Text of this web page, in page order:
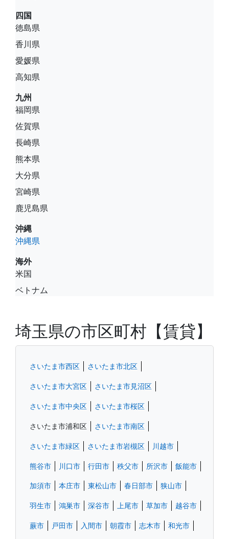
四国
徳島県
香川県
愛媛県
高知県
九州
福岡県
佐賀県
長崎県
熊本県
大分県
宮崎県
鹿児島県
沖縄
沖縄県
海外
米国
ベトナム
埼玉県の市区町村【賃貸】
さいたま市西区 さいたま市北区
さいたま市大宮区 さいたま市見沼区
さいたま市中央区 さいたま市桜区
さいたま市浦和区 さいたま市南区
さいたま市緑区 さいたま市岩槻区 川越市
熊谷市 川口市 行田市 秩父市 所沢市 飯能市
加須市 本庄市 東松山市 春日部市 狭山市
羽生市 鴻巣市 深谷市 上尾市 草加市 越谷市
蕨市 戸田市 入間市 朝霞市 志木市 和光市